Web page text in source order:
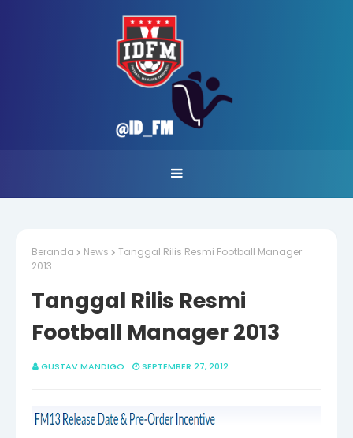
Beranda News
Tanggal Rilis Resmi Football Manager
2013
Tanggal Rilis Resmi
Football Manager 2013
GUSTAV MANDIGO SEPTEMBER 27, 2012